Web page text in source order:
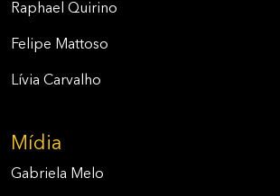
Raphael Quirino
Felipe Mattoso
Lívia Carvalho
Mídia
Gabriela Melo